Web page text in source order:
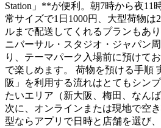
Station」**が便利。朝7時から夜11
常サイズで1日1000円、大型荷物は
ルまで配送してくれるプランもあ
ニバーサル・スタジオ・ジャパン
り、テーマパーク入場前に預けて
で楽しめます。 荷物を預ける手順
阪」を利用する流れはとてもシン
たいエリア（新大阪、梅田、なん
次に、オンラインまたは現地で空
型ならアプリで日時と店舗を選び